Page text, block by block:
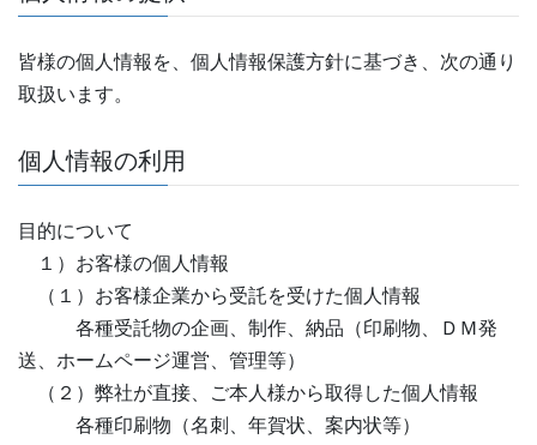
皆様の個人情報を、個人情報保護方針に基づき、次の通り
取扱います。
個人情報の利用
目的について
１）お客様の個人情報
（１）お客様企業から受託を受けた個人情報
各種受託物の企画、制作、納品（印刷物、ＤＭ発
送、ホームページ運営、管理等）
（２）弊社が直接、ご本人様から取得した個人情報
各種印刷物（名刺、年賀状、案内状等）